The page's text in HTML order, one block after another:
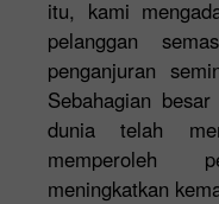
itu, kami
pelanggan
penganjuran
Sebahagian
dunia telah
memperoleh
meningkatkan